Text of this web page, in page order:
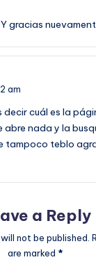
gracias
am
decir cuál es la
abre nada y la
tampoco teblo
a Reply
not be published.
are marked *